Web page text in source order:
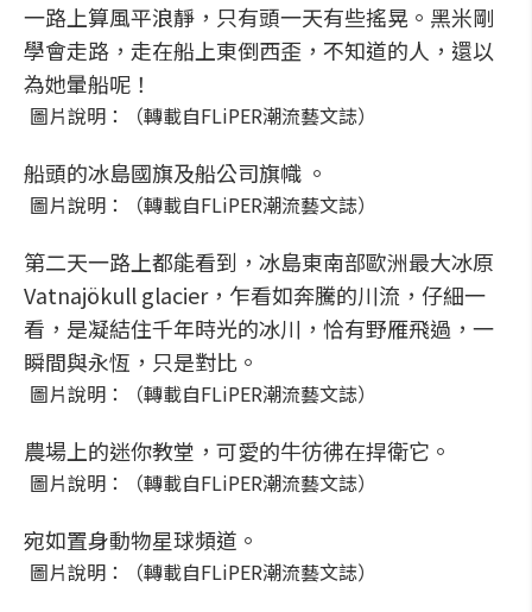
一路上算風平浪靜，只有頭一天有些搖晃。黑米剛
學會走路，走在船上東倒西歪，不知道的人，還以
為她暈船呢！
圖片說明：（轉載自FLiPER潮流藝文誌）
船頭的冰島國旗及船公司旗幟 。
圖片說明：（轉載自FLiPER潮流藝文誌）
第二天一路上都能看到，冰島東南部歐洲最大冰原
Vatnajökull glacier，乍看如奔騰的川流，仔細一
看，是凝結住千年時光的冰川，恰有野雁飛過，一
瞬間與永恆，只是對比。
圖片說明：（轉載自FLiPER潮流藝文誌）
農場上的迷你教堂，可愛的牛彷彿在捍衛它。
圖片說明：（轉載自FLiPER潮流藝文誌）
宛如置身動物星球頻道。
圖片說明：（轉載自FLiPER潮流藝文誌）